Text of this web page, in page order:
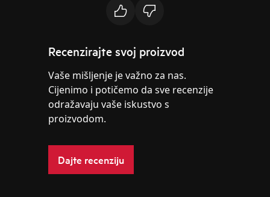
Recenzirajte svoj proizvod
Vaše mišljenje je važno za nas.
Cijenimo i potičemo da sve recenzije
odražavaju vaše iskustvo s
proizvodom.
Dajte recenziju